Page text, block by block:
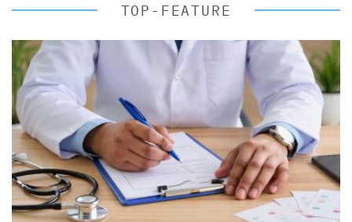
TOP-FEATURE